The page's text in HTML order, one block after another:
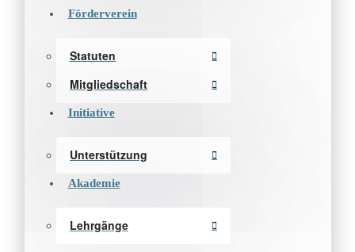
Förderverein
Statuten
Mitgliedschaft
Initiative
Unterstützung
Akademie
Lehrgänge